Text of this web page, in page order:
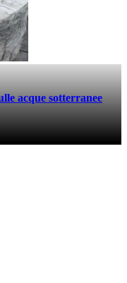
acque sotterranee